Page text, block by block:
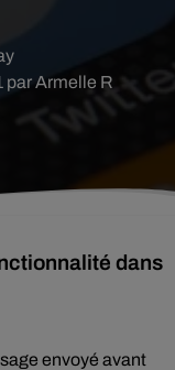
par Armelle R
dans
envoyé avant